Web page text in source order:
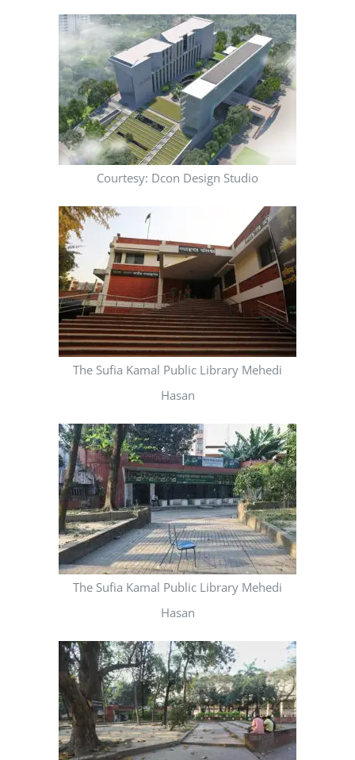
Courtesy: Dcon Design Studio
The Sufia Kamal Public Library Mehedi
Hasan
The Sufia Kamal Public Library Mehedi
Hasan